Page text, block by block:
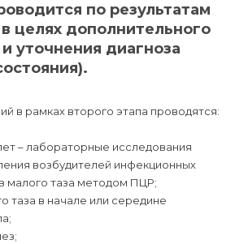
по результатам
целях дополнительного
уточнения диагноза
в рамках второго этапа проводятся:
– лабораторные исследования
возбудителей инфекционных
малого таза методом ПЦР;
таза в начале или середине